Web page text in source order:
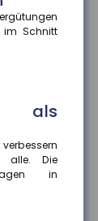
Schnitt
als
alle. Die
in
KMU:
2026
lebt
mit